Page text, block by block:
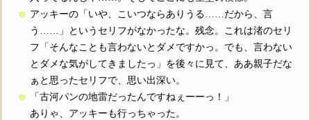
アッキーの「いや、こいつならありうる……だから、言
う……」というセリフがなかったな。残念。これは渚のセリ
フ「そんなことも言わないとダメですかっ。でも、言わない
とダメな気がしてきましたっ」を後々に見て、ああ親子だな
ぁと思ったセリフで、思い出深い。
「古河パンの地雷だったんですねぇーーっ！」
ありゃ、アッキーも行っちゃった。